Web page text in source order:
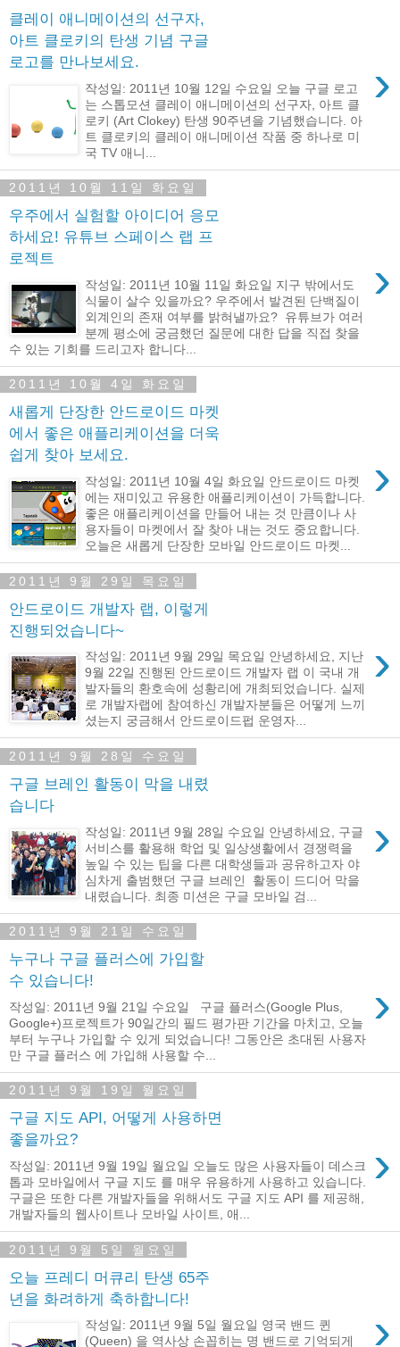
클레이 애니메이션의 선구자,
아트 클로키의 탄생 기념 구글
로고를 만나보세요.
›
작성일: 2011년 10월 12일 수요일 오늘 구글 로고
는 스톱모션 클레이 애니메이션의 선구자, 아트 클
로키 (Art Clokey) 탄생 90주년을 기념했습니다. 아
트 클로키의 클레이 애니메이션 작품 중 하나로 미
국 TV 애니...
2011년 10월 11일 화요일
우주에서 실험할 아이디어 응모
하세요! 유튜브 스페이스 랩 프
로젝트
›
작성일: 2011년 10월 11일 화요일 지구 밖에서도
식물이 살수 있을까요? 우주에서 발견된 단백질이
외계인의 존재 여부를 밝혀낼까요? 유튜브가 여러
분께 평소에 궁금했던 질문에 대한 답을 직접 찾을
수 있는 기회를 드리고자 합니다...
2011년 10월 4일 화요일
새롭게 단장한 안드로이드 마켓
에서 좋은 애플리케이션을 더욱
쉽게 찾아 보세요.
›
작성일: 2011년 10월 4일 화요일 안드로이드 마켓
에는 재미있고 유용한 애플리케이션이 가득합니다.
좋은 애플리케이션을 만들어 내는 것 만큼이나 사
용자들이 마켓에서 잘 찾아 내는 것도 중요합니다.
오늘은 새롭게 단장한 모바일 안드로이드 마켓...
2011년 9월 29일 목요일
안드로이드 개발자 랩, 이렇게
진행되었습니다~
›
작성일: 2011년 9월 29일 목요일 안녕하세요, 지난
9월 22일 진행된 안드로이드 개발자 랩 이 국내 개
발자들의 환호속에 성황리에 개최되었습니다. 실제
로 개발자랩에 참여하신 개발자분들은 어떻게 느끼
셨는지 궁금해서 안드로이드펍 운영자...
2011년 9월 28일 수요일
구글 브레인 활동이 막을 내렸
습니다
›
작성일: 2011년 9월 28일 수요일 안녕하세요, 구글
서비스를 활용해 학업 및 일상생활에서 경쟁력을
높일 수 있는 팁을 다른 대학생들과 공유하고자 야
심차게 출범했던 구글 브레인 활동이 드디어 막을
내렸습니다. 최종 미션은 구글 모바일 검...
2011년 9월 21일 수요일
누구나 구글 플러스에 가입할
수 있습니다!
›
작성일: 2011년 9월 21일 수요일 구글 플러스(Google Plus,
Google+)프로젝트가 90일간의 필드 평가판 기간을 마치고, 오늘
부터 누구나 가입할 수 있게 되었습니다! 그동안은 초대된 사용자
만 구글 플러스 에 가입해 사용할 수...
2011년 9월 19일 월요일
구글 지도 API, 어떻게 사용하면
좋을까요?
›
작성일: 2011년 9월 19일 월요일 오늘도 많은 사용자들이 데스크
톱과 모바일에서 구글 지도 를 매우 유용하게 사용하고 있습니다.
구글은 또한 다른 개발자들을 위해서도 구글 지도 API 를 제공해,
개발자들의 웹사이트나 모바일 사이트, 애...
2011년 9월 5일 월요일
오늘 프레디 머큐리 탄생 65주
년을 화려하게 축하합니다!
›
작성일: 2011년 9월 5일 월요일 영국 밴드 퀸
(Queen) 을 역사상 손꼽히는 명 밴드로 기억되게